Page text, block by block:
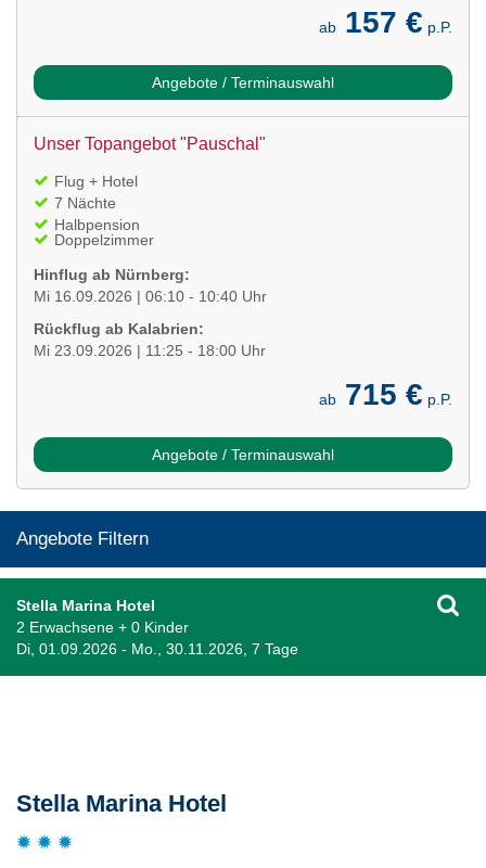
ab 157 € p.P.
Angebote / Terminauswahl
Unser Topangebot "Pauschal"
Flug + Hotel
7 Nächte
Halbpension
Doppelzimmer
Hinflug ab Nürnberg:
Mi 16.09.2026 | 06:10 - 10:40 Uhr
Rückflug ab Kalabrien:
Mi 23.09.2026 | 11:25 - 18:00 Uhr
ab 715 € p.P.
Angebote / Terminauswahl
Angebote Filtern
Stella Marina Hotel
2 Erwachsene + 0 Kinder
Di, 01.09.2026 - Mo., 30.11.2026, 7 Tage
Stella Marina Hotel